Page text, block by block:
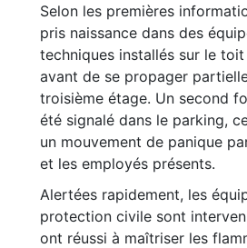
Selon les premières
pris naissance dans des
techniques installés sur le
avant de se propager
troisième étage. Un second
été signalé dans le parking,
un mouvement de panique
et les employés présents.
Alertées rapidement, les
protection civile sont
ont réussi à maîtriser les